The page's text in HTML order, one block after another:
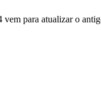
para atualizar o